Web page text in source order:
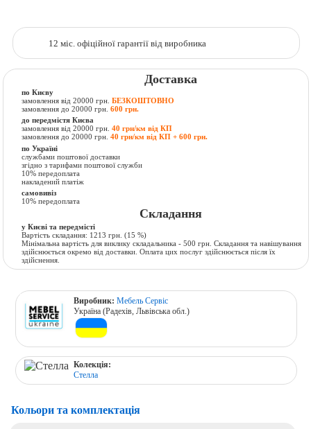
12 міс. офіційної гарантії від виробника
Доставка
по Києву
замовлення від 20000 грн.БЕЗКОШТОВНО
замовлення до 20000 грн.600 грн.
до передмістя Києва
замовлення від 20000 грн.40 грн/км від КП
замовлення до 20000 грн.40 грн/км від КП + 600 грн.
по Україні
службами поштової доставки
згідно з тарифами поштової служби
10% передоплата
накладений платіж
самовивіз
10% передоплата
Складання
у Києві та передмісті
Вартість складання: 1213 грн. (15 %)
Мінімальна вартість для виклику складальника - 500 грн. Складання та навішування
здійснюється окремо від доставки. Оплата цих послуг здійснюється після їх
здійснення.
Виробник:Мебель Сервіс
Україна (Радехів, Львівська обл.)
Колекція:
Стелла
Кольори та комплектація